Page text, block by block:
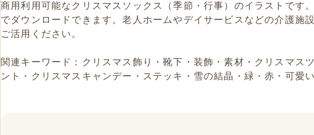
商用利用可能なクリスマスソックス（季節・行事）のイラストです
でダウンロードできます。老人ホームやデイサービスなどの介護施
ご活用ください。
関連キーワード：クリスマス飾り・靴下・装飾・素材・クリスマス
ント・クリスマスキャンデー・ステッキ・雪の結晶・緑・赤・可愛